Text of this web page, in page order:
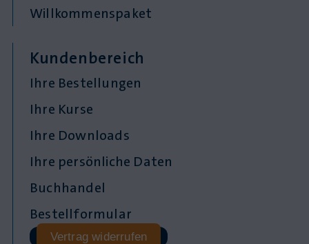
Willkommenspaket
Kundenbereich
Ihre Bestellungen
Ihre Kurse
Ihre Downloads
Ihre persönliche Daten
Buchhandel
Bestellformular
Vertrag widerrufen